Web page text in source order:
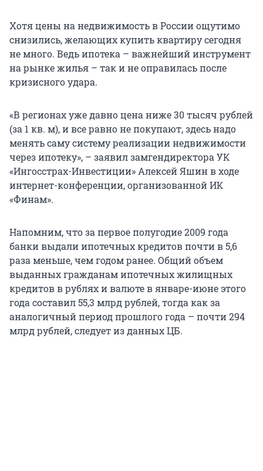
Хотя цены на недвижимость в России ощутимо
снизились, желающих купить квартиру сегодня
не много. Ведь ипотека – важнейший инструмент
на рынке жилья – так и не оправилась после
кризисного удара.
«В регионах уже давно цена ниже 30 тысяч рублей
(за 1 кв. м), и все равно не покупают, здесь надо
менять саму систему реализации недвижимости
через ипотеку», – заявил замгендиректора УК
«Ингосстрах-Инвестиции» Алексей Яшин в ходе
интернет-конференции, организованной ИК
«Финам».
Напомним, что за первое полугодие 2009 года
банки выдали ипотечных кредитов почти в 5,6
раза меньше, чем годом ранее. Общий объем
выданных гражданам ипотечных жилищных
кредитов в рублях и валюте в январе-июне этого
года составил 55,3 млрд рублей, тогда как за
аналогичный период прошлого года – почти 294
млрд рублей, следует из данных ЦБ.